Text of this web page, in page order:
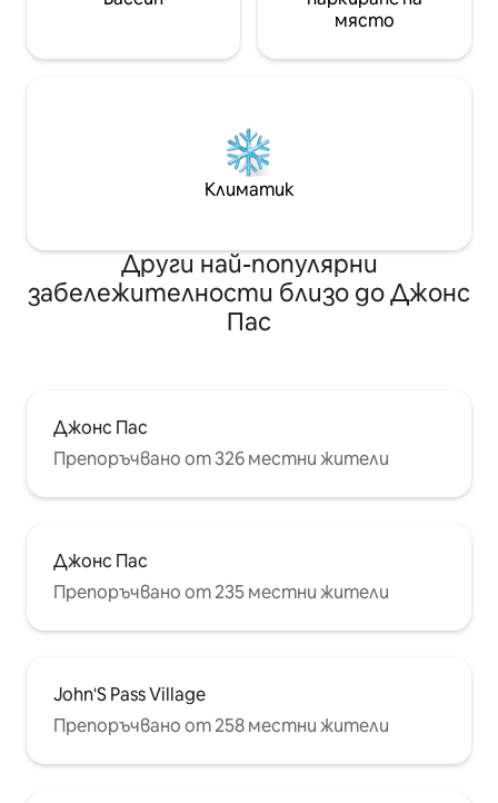
място
Климатик
Други най-популярни
забележителности близо до Джонс
Пас
Джонс Пас
Препоръчвано от 326 местни жители
Джонс Пас
Препоръчвано от 235 местни жители
John'S Pass Village
Препоръчвано от 258 местни жители